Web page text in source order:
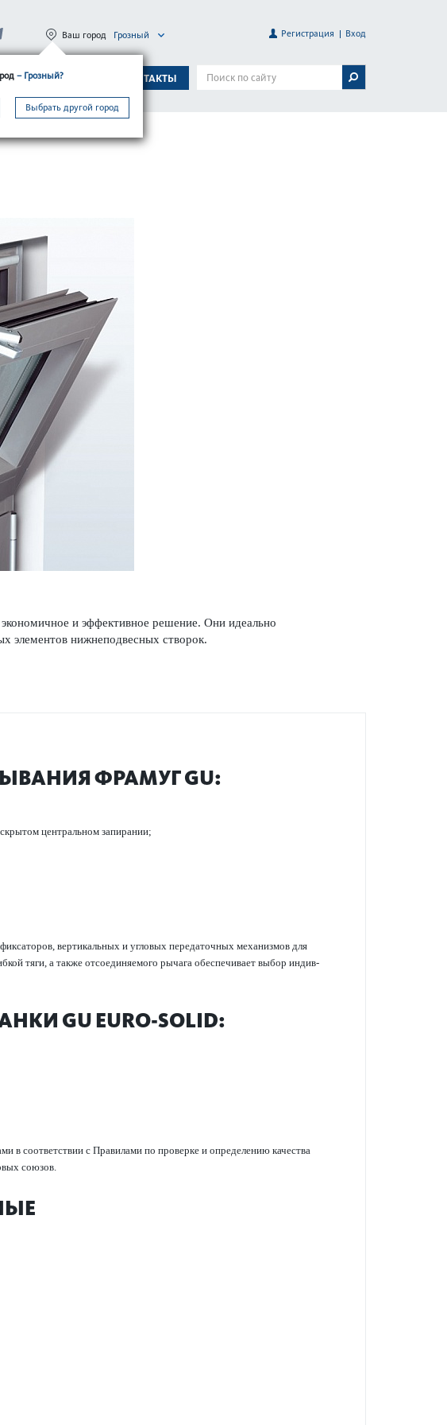
ТЕХПОДДЕРЖКА КОНТАКТЫ
– Грозный?
Выбрать другой город
Ваш город Грозный Регистрация Вход
и эффективное решение. Они идеально
элементов нижнепо­д­в­есных створок.
ФРАМУГ GU:
центральном запирании;
вертик­альных и угловых пер­едат­очных механизмов для
тяги, а также отсоединяемого рычага обеспечивает выбор индив­
GU EURO-SOLID:
соотв­е­тствии с Прав­и­лами по проверке и опреде­л­ению качества
союзов.